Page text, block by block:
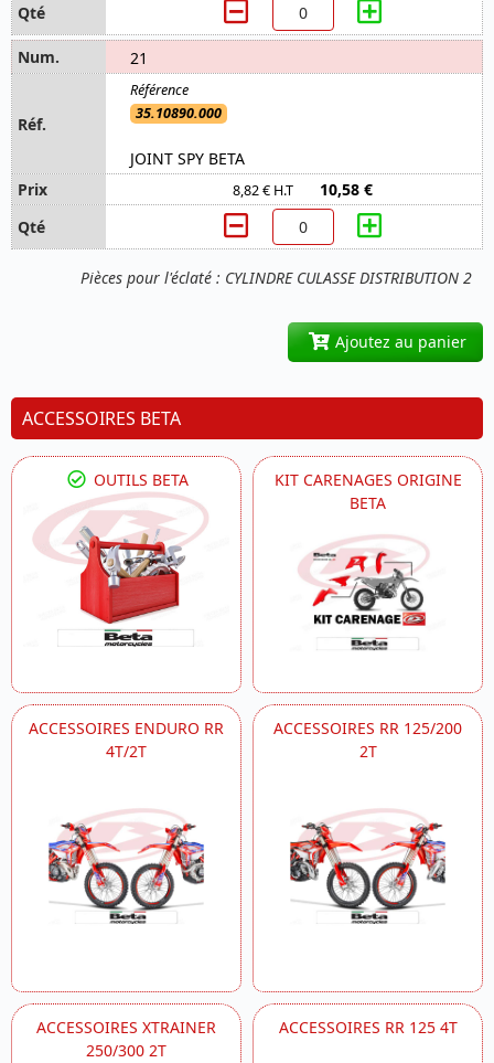
Pièces pour l'éclaté : CYLINDRE CULASSE DISTRIBUTION 2
21
35.10890.000
JOINT SPY BETA
8,82 € H.T 10,58 €
Ajoutez au panier
ACCESSOIRES BETA
OUTILS BETA
KIT CARENAGES ORIGINE
BETA
ACCESSOIRES ENDURO RR
4T/2T
ACCESSOIRES RR 125/200
2T
ACCESSOIRES XTRAINER
250/300 2T
ACCESSOIRES RR 125 4T